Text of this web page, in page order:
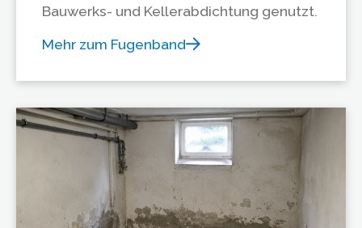
Bauwerks- und Kellerabdichtung genutzt.
Mehr zum Fugenband